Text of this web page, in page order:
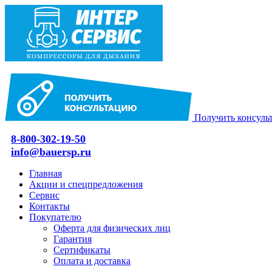
Получить
8-800-302-19-50
info@bauersp.ru
Главная
Акции и спецпредложения
Сервис
Контакты
Покупателю
Оферта для физических лиц
Гарантия
Сертификаты
Оплата и доставка